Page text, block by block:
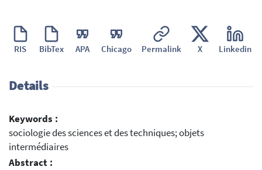
RIS BibTex APA Chicago Permalink X Linkedin
Details
Keywords :
sociologie des sciences et des techniques; objets
intermédiaires
Abstract :